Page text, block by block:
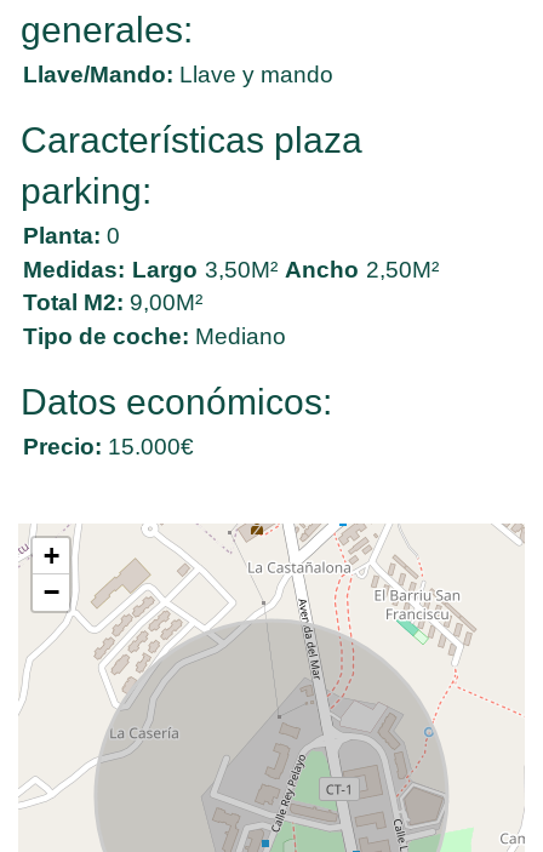
generales:
Llave/Mando: Llave y mando
Características plaza
parking:
Planta: 0
Medidas: Largo 3,50M² Ancho 2,50M²
Total M2: 9,00M²
Tipo de coche: Mediano
Datos económicos:
Precio: 15.000€
+
−